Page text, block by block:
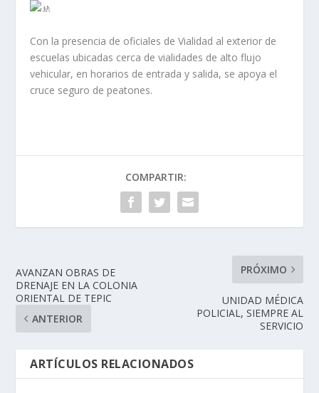
Con la presencia de oficiales de Vialidad al exterior de
escuelas ubicadas cerca de vialidades de alto flujo
vehicular, en horarios de entrada y salida, se apoya el
cruce seguro de peatones.
COMPARTIR:
AVANZAN OBRAS DE
DRENAJE EN LA COLONIA
ORIENTAL DE TEPIC
ANTERIOR
PRÓXIMO
UNIDAD MÉDICA
POLICIAL, SIEMPRE AL
SERVICIO
ARTÍCULOS RELACIONADOS